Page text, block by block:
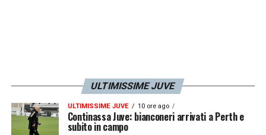
ULTIMISSIME JUVE
ULTIMISSIME JUVE 10 ore ago
Continassa Juve: bianconeri arrivati a Perth e
subito in campo